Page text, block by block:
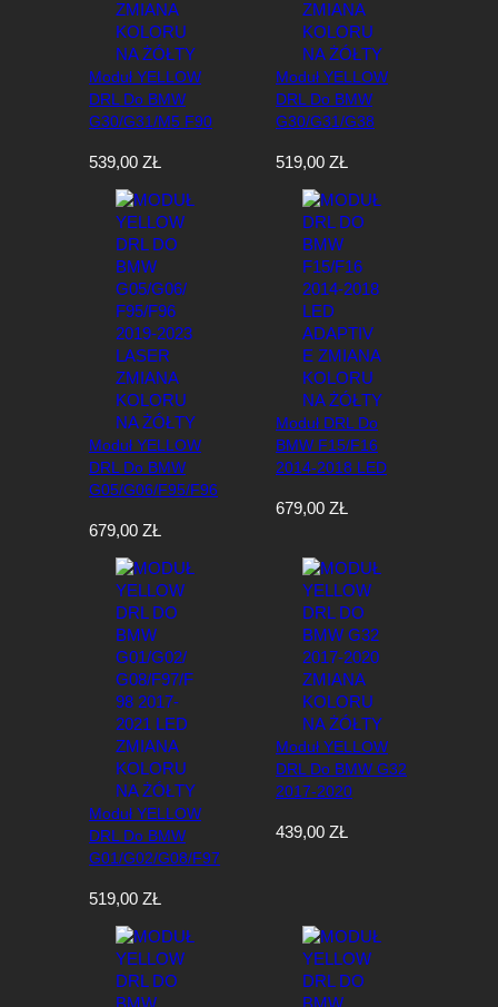
n
e
w
e
d
ł
g
a
j
n
o
w
z
y
c
h
Moduł YELLOW
DRL Do BMW
G30/G31/M5 F90
Zmiana Koloru Na
Żółty
539,00 ZŁ
Moduł YELLOW
DRL Do BMW
G30/G31/G38
Zmiana Koloru Na
Żółty
519,00 ZŁ
Moduł YELLOW
DRL Do BMW
G05/G06/F95/F96
Zmiana Koloru Na
Żółty
679,00 ZŁ
Moduł DRL Do
BMW F15/F16
2014-2018 LED
Koloru Na Żółty
679,00 ZŁ
Moduł YELLOW
DRL Do BMW
G01/G02/G08/F97
LED Zmiana
Koloru Na Żółty
519,00 ZŁ
Moduł YELLOW
DRL Do BMW G32
2017-2020
Żółty
439,00 ZŁ